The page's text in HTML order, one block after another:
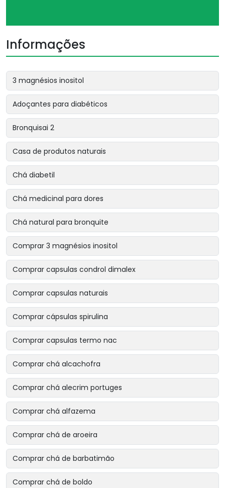
Informações
3 magnésios inositol
Adoçantes para diabéticos
Bronquisai 2
Casa de produtos naturais
Chá diabetil
Chá medicinal para dores
Chá natural para bronquite
Comprar 3 magnésios inositol
Comprar capsulas condrol dimalex
Comprar capsulas naturais
Comprar cápsulas spirulina
Comprar capsulas termo nac
Comprar chá alcachofra
Comprar chá alecrim portuges
Comprar chá alfazema
Comprar chá de aroeira
Comprar chá de barbatimão
Comprar chá de boldo